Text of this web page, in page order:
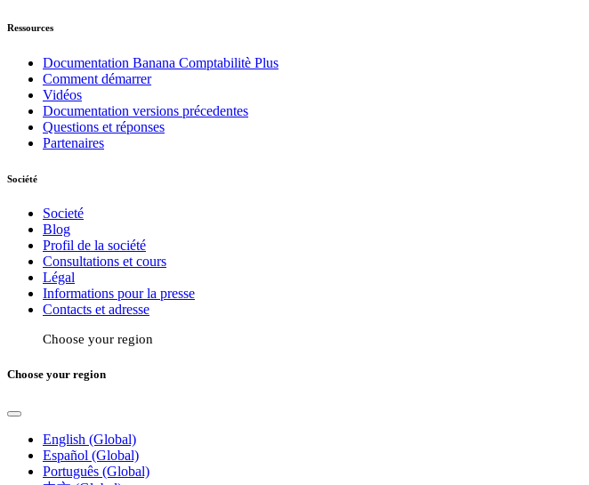
Ressources
Documentation Banana Comptabilitè Plus
Comment démarrer
Vidéos
Documentation versions précedentes
Questions et réponses
Partenaires
Société
Societé
Blog
Profil de la société
Consultations et cours
Légal
Informations pour la presse
Contacts et adresse
Choose your region
Choose your region
English (Global)
Español (Global)
Português (Global)